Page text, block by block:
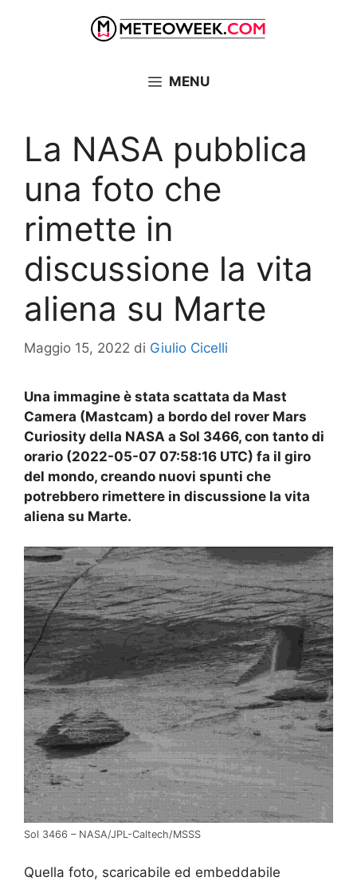
MENU
La NASA pubblica
una foto che
rimette in
discussione la vita
aliena su Marte
Maggio 15, 2022 di Giulio Cicelli
Una immagine è stata scattata da Mast
Camera (Mastcam) a bordo del rover Mars
Curiosity della NASA a Sol 3466, con tanto di
orario (2022-05-07 07:58:16 UTC) fa il giro
del mondo, creando nuovi spunti che
potrebbero rimettere in discussione la vita
aliena su Marte.
Sol 3466 – NASA/JPL-Caltech/MSSS
Quella foto, scaricabile ed embeddabile